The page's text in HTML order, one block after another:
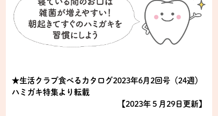
★生活クラブ食べるカタログ2023年6月2回号（24週）
ハミガキ特集より転載
【2023年５月29日更新】